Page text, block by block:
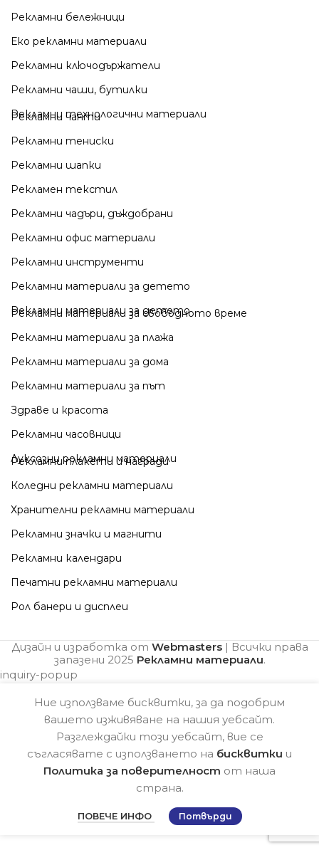
Рекламни бележници
Еко рекламни материали
Рекламни ключодържатели
Рекламни чаши, бутилки
Рекламни технологични материали
Рекламни чанти
Рекламни тениски
Рекламни шапки
Рекламен текстил
Рекламни чадъри, дъждобрани
Рекламни офис материали
Рекламни инструменти
Рекламни материали за детето
Рекламни материали за детето
Рекламни материали за свободното време
Рекламни материали за плажа
Рекламни материали за дома
Рекламни материали за път
Здраве и красота
Рекламни часовници
Луксозни рекламни материали
Рекламни плакети и награди
Коледни рекламни материали
Хранителни рекламни материали
Рекламни значки и магнити
Рекламни календари
Печатни рекламни материали
Рол банери и дисплеи
Дизайн и изработка от Webmasters| Всички права
запазени 2025 Рекламни материали.
inquiry-popup
Ние използваме бисквитки, за да подобрим
вашето изживяване на нашия уебсайт.
Разглеждайки този уебсайт, вие се
съгласявате с използването на бисквитки и
Политика за поверителност от наша
страна.
ПОВЕЧЕ ИНФО Потвърди